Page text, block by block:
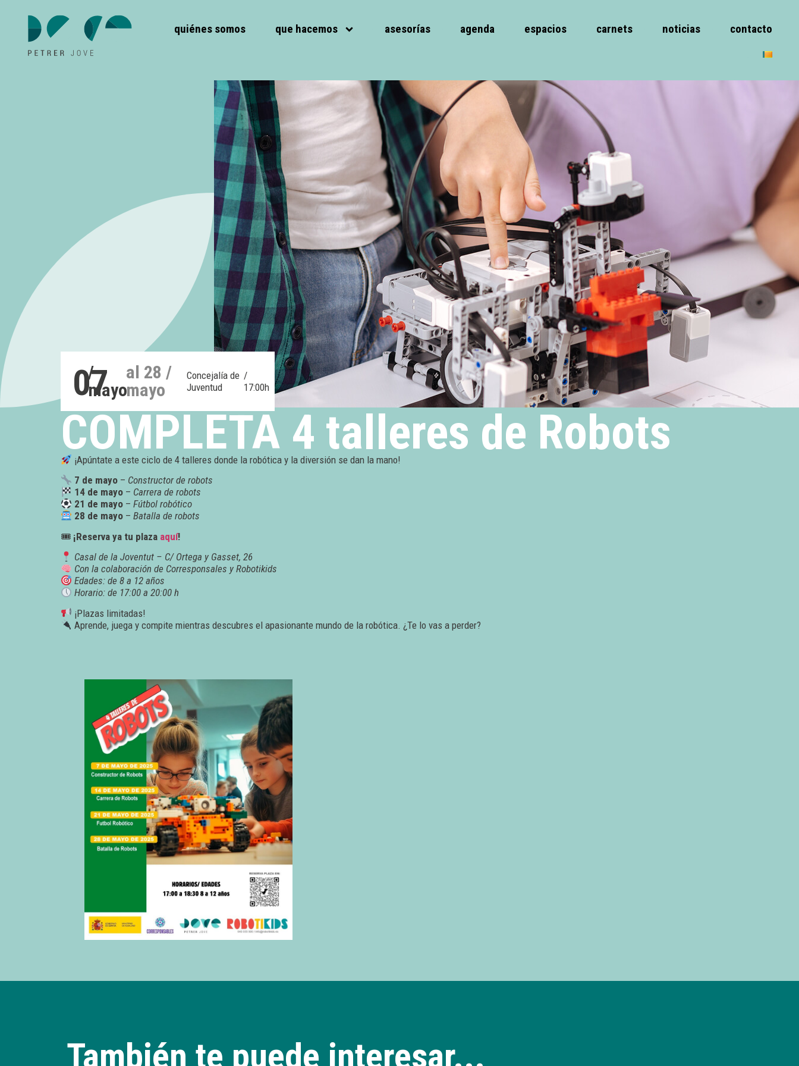
quiénes somos que hacemos asesorías agenda espacios carnets noticias contacto
07
/
mayo
al 28 /
mayo
Concejalía de
Juventud
/
17:00h
COMPLETA 4 talleres de Robots
¡Apúntate a este ciclo de 4 talleres donde la robótica y la diversión se dan la mano!
7 de mayo – Constructor de robots
14 de mayo – Carrera de robots
21 de mayo –Fútbol robótico
28 de mayo –Batalla de robots
🎟 ¡Reserva ya tu plaza aquí!
Casal de la Joventut – C/ Ortega y Gasset, 26
Con la colaboración de Corresponsales y Robotikids
Edades: de 8 a 12 años
Horario: de 17:00 a 20:00 h
¡Plazas limitadas!
Aprende, juega y compite mientras descubres el apasionante mundo de la robótica. ¿Te lo vas a perder?
También te puede interesar...